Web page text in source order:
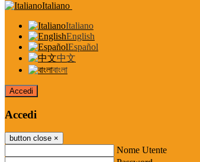
Italiano
Italiano
English
Español
中文
বাংলা
Accedi
Accedi
button close ×
Nome Utente